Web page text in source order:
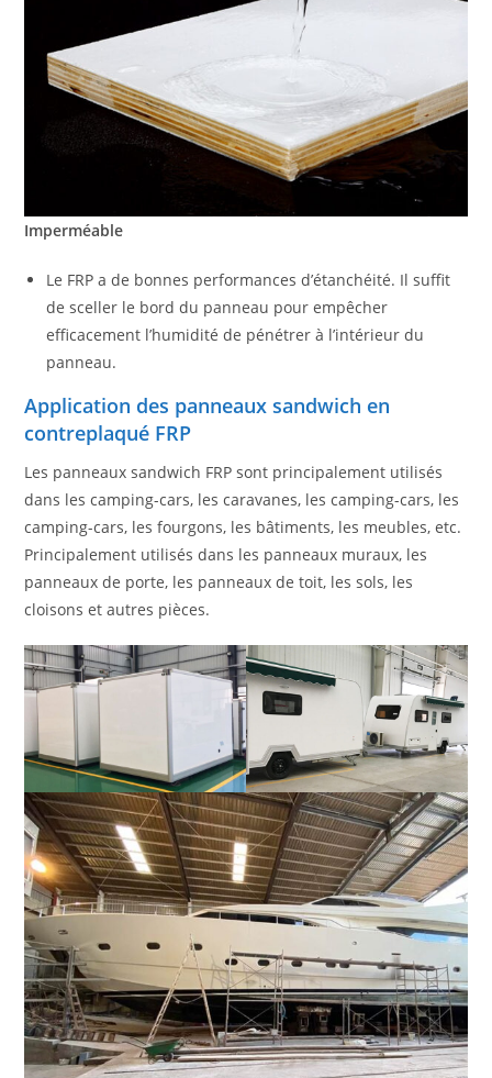
Imperméable
Le FRP a de bonnes performances d’étanchéité. Il suffit
de sceller le bord du panneau pour empêcher
efficacement l’humidité de pénétrer à l’intérieur du
panneau.
Application des panneaux sandwich en
contreplaqué FRP
Les panneaux sandwich FRP sont principalement utilisés
dans les camping-cars, les caravanes, les camping-cars, les
camping-cars, les fourgons, les bâtiments, les meubles, etc.
Principalement utilisés dans les panneaux muraux, les
panneaux de porte, les panneaux de toit, les sols, les
cloisons et autres pièces.